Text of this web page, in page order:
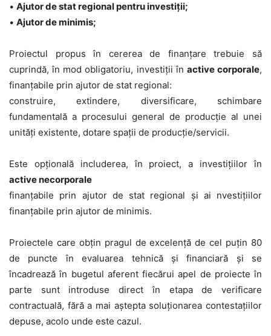
• Ajutor de stat regional pentru investiții;
• Ajutor de minimis;
Proiectul propus în cererea de finanțare trebuie să
cuprindă, în mod obligatoriu, investiții în active corporale,
finanțabile prin ajutor de stat regional:
construire, extindere, diversificare, schimbare
fundamentală a procesului general de producție al unei
unități existente, dotare spații de producție/servicii.
Este opțională includerea, în proiect, a investițiilor în
active necorporale
finanțabile prin ajutor de stat regional și ai nvestițiilor
finanțabile prin ajutor de minimis.
Proiectele care obțin pragul de excelență de cel puțin 80
de puncte în evaluarea tehnică și financiară și se
încadrează în bugetul aferent fiecărui apel de proiecte în
parte sunt introduse direct în etapa de verificare
contractuală, fără a mai aștepta soluționarea contestațiilor
depuse, acolo unde este cazul.